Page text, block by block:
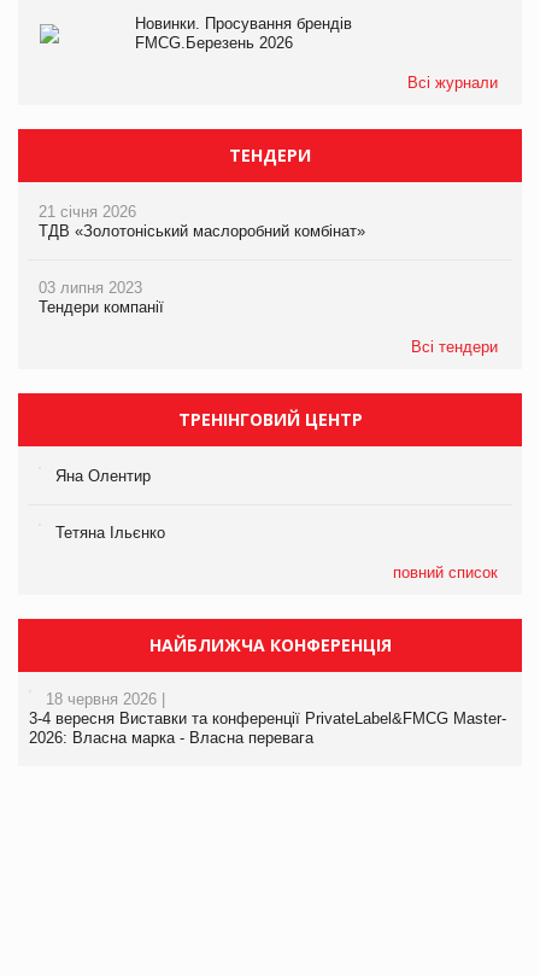
Новинки. Просування брендів
FMCG.Березень 2026
Всі журнали
ТЕНДЕРИ
21 січня 2026
ТДВ «Золотоніський маслоробний комбінат»
03 липня 2023
Тендери компанії
Всі тендери
ТРЕНІНГОВИЙ ЦЕНТР
Яна Олентир
Тетяна Ільєнко
повний список
НАЙБЛИЖЧА КОНФЕРЕНЦІЯ
18 червня 2026 |
3-4 вересня Виставки та конференції PrivateLabel&FMCG Master-
2026: Власна марка - Власна перевага